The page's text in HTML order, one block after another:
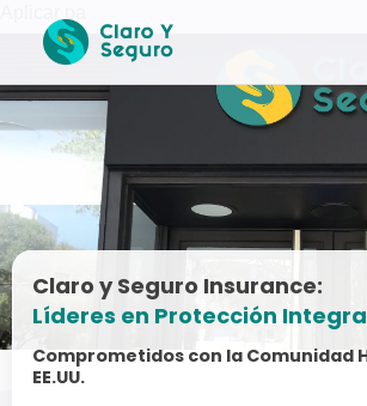
Claro y Seguro Insurance:
Líderes en Protección
Comprometidos con la Comunidad
EE.UU.